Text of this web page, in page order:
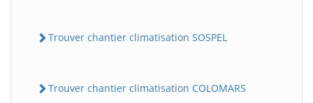
Trouver chantier climatisation SOSPEL
Trouver chantier climatisation COLOMARS